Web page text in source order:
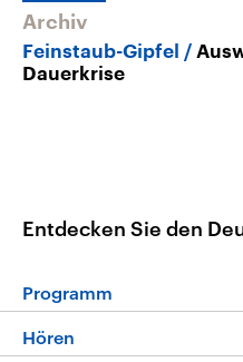
Archiv
Feinstaub-Gipfel
Dauerkrise
Entdecken Sie den
Programm
Programm
Hören